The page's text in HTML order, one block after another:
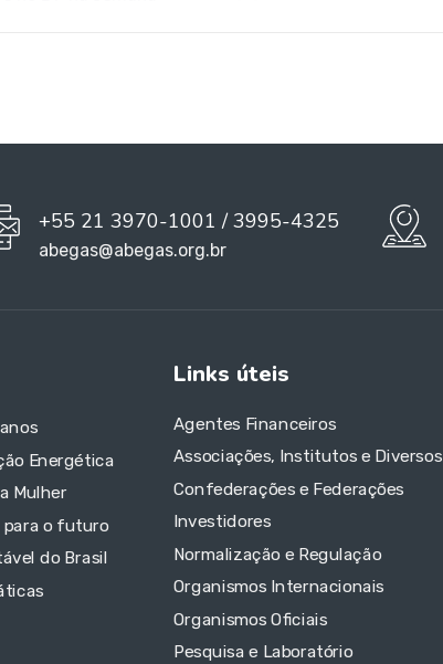
+55 21 3970-1001 / 3995-4325
abegas@abegas.org.br
Energética
Mulher
para o futuro
do Brasil
Links úteis
Agentes Financeiros
Associações, Institutos e Diversos
Confederações e Federações
Investidores
Normalização e Regulação
Organismos Internacionais
Organismos Oficiais
Pesquisa e Laboratório